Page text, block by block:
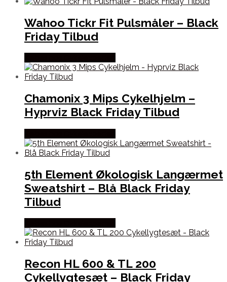
Wahoo Tickr Fit Pulsmåler – Black
Friday Tilbud
Chamonix 3 Mips Cykelhjelm –
Hyprviz Black Friday Tilbud
5th Element Økologisk Langærmet
Sweatshirt – Blå Black Friday
Tilbud
Recon HL 600 & TL 200
Cykellygtesæt – Black Friday